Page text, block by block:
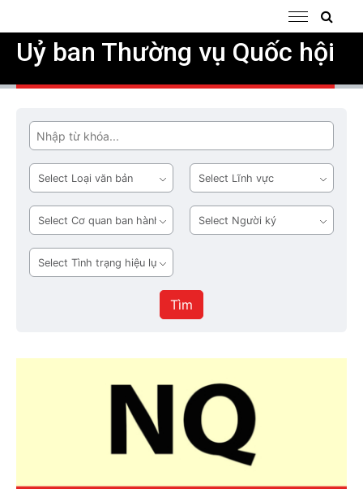
Uỷ ban Thường vụ Quốc hội
Tìm
Loại
văn
bản
Lĩnh
vực
Cơ
quan
ban
hành
Người
ký
Tình
trạng
Tìm